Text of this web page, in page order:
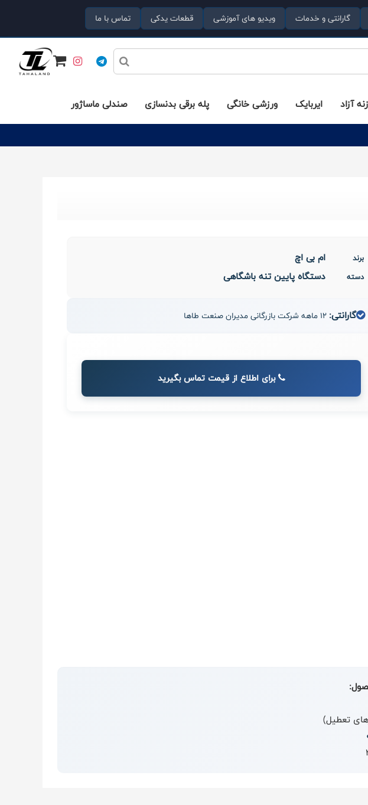
گارانتی و خدمات ویدیو های آموزشی قطعات یدکی تماس با ما
آزاد ایربایک ورزشی خانگی پله برقی بدنسازی صندلی ماساژور
برند ام بی اچ
دسته دستگاه پایین‌ تنه باشگاهی
گارانتی:
برای اطلاع از قیمت تماس بگیرید